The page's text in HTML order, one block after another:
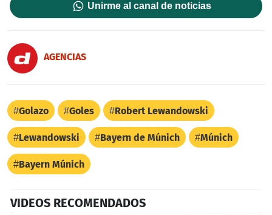
Unirme al canal de noticias
AGENCIAS
Golazo Goles Robert Lewandowski
Lewandowski Bayern de Múnich Múnich
Bayern Múnich
VIDEOS RECOMENDADOS